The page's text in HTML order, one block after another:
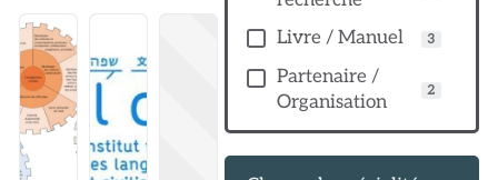
Livre / Manuel 3
Partenaire /
Organisation
2